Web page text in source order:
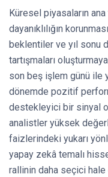
Küresel piyasaların
dayanıklılığın
beklentiler ve yıl sonu
tartışmaları
son beş işlem günü ile
dönemde pozitif
destekleyici bir sinyal
analistler yüksek
faizlerindeki yukarı
yapay zekâ temalı
rallinin daha seçici